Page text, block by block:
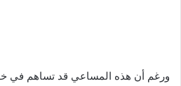
ورغم أن هذه المساعي قد تساهم في